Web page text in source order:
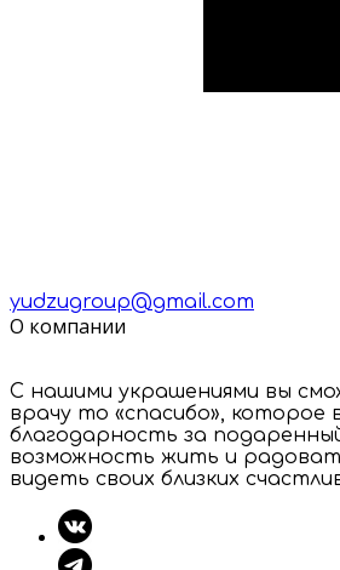
yudzugroup@gmail.com
О компании
С нашими украшениями вы
врачу то «спасибо», которое
благодарность за
возможность жить и
видеть своих близких